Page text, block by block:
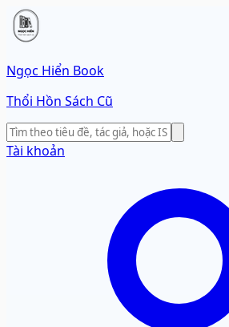
Ngọc Hiển Book
Thổi Hồn Sách Cũ
Tài khoản